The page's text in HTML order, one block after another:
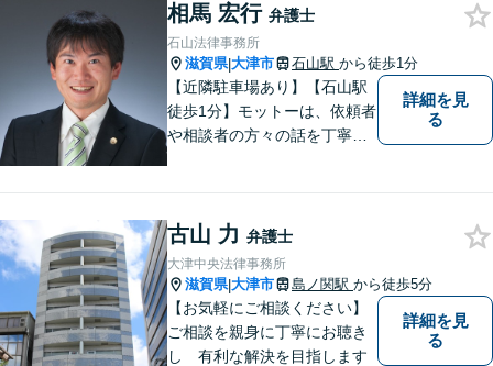
進できることがございます。
どうぞ当事務所にご相談くだ
さい。
相馬 宏行 弁護士
石山法律事務所
滋賀県|大津市 石山駅 から徒歩1分
【近隣駐車場あり】【石山駅
徒歩1分】モットーは、依頼者
や相談者の方々の話を丁寧に
にまずは遠慮なくご相談くだ
さい。
詳細を見
る
古山 力 弁護士
大津中央法律事務所
滋賀県|大津市 島ノ関駅 から徒歩5分
【お気軽にご相談ください】
ご相談を親身に丁寧にお聴き
し 有利な解決を目指します
詳細を見
る